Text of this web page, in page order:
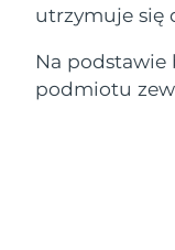
utrzymuje się
Na
podmiotu
O NAS
Indonezja